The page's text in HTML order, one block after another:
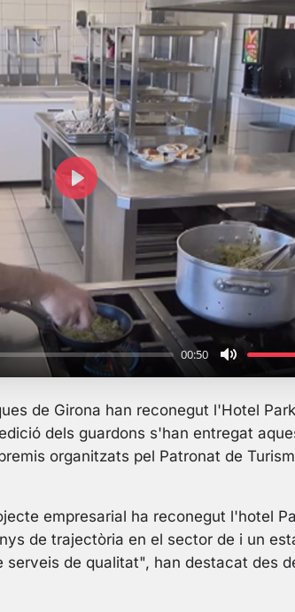
00:50
M
t
e
P
l
y
de Girona han reconegut l'Hotel
dels guardons s'han entregat
organitzats pel Patronat de
empresarial ha reconegut l'hotel
de trajectòria en el sector de i un
de qualitat", han destacat des